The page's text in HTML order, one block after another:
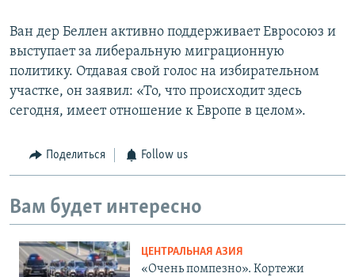
Ван дер Беллен активно поддерживает Евросоюз и
выступает за либеральную миграционную
политику. Отдавая свой голос на избирательном
участке, он заявил: «То, что происходит здесь
сегодня, имеет отношение к Европе в целом».
Поделиться Follow us
Вам будет интересно
ЦЕНТРАЛЬНАЯ АЗИЯ
«Очень помпезно». Кортежи